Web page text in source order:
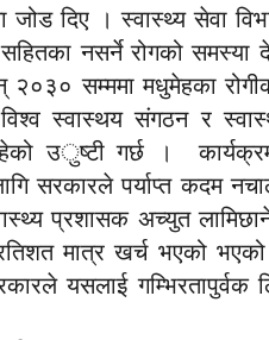
जोड दिए । स्वास्थ्य सेवा
नसर्ने रोगको समस्या
२०३० सम्ममा मधुमेहका
स्वास्थय संगठन र
उुष्टी गर्छ ।
सरकारले पर्याप्त कदम
प्रशासक अच्युत
मात्र खर्च भएको
यसलाई